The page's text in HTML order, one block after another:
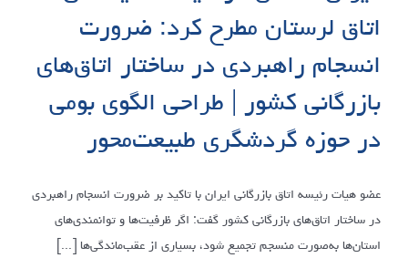
اتاق لرستان مطرح کرد: ضرورت
انسجام راهبردی در ساختار اتاق‌های
بازرگانی کشور | طراحی الگوی بومی
در حوزه گردشگری طبیعت‌محور
عضو هیات رئیسه اتاق بازرگانی ایران با تاکید بر ضرورت انسجام راهبردی
در ساختار اتاق‌های بازرگانی کشور گفت: اگر ظرفیت‌ها و توانمندی‌های
استان‌ها به‌صورت منسجم تجمیع شود، بسیاری از عقب‌ماندگی‌ها [...]